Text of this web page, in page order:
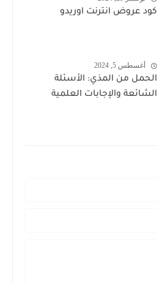
كود عروض انترنت اوريدو
أغسطس 5, 2024
الحمل من المذي: الأسئلة
الشائعة والإجابات العلمية